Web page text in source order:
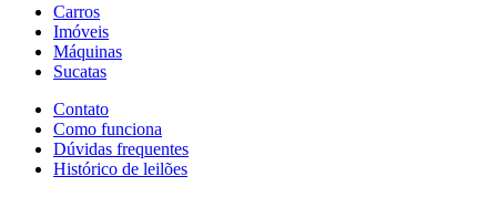
Carros
Imóveis
Máquinas
Sucatas
Contato
Como funciona
Dúvidas frequentes
Histórico de leilões